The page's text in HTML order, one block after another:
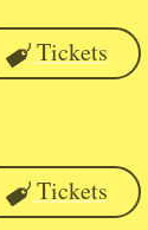
Tickets
Tickets